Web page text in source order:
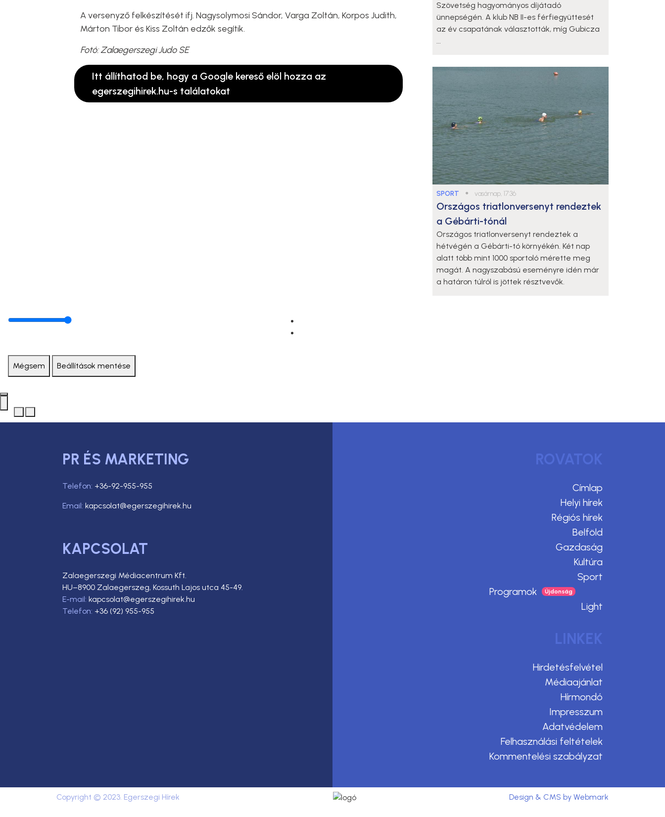
A versenyző felkészítését ifj. Nagysolymosi Sándor, Varga Zoltán, Korpos Judith,
Márton Tibor és Kiss Zoltán edzők segítik.
Fotó: Zalaegerszegi Judo SE
Itt állíthatod be, hogy a Google kereső elöl hozza az
egerszegihirek.hu-s találatokat
Szövetség hagyományos díjátadó
ünnepségén. A klub NB II-es férfiegyüttesét
az év csapatának választották, míg Gubicza
...
SPORT ● vasárnap, 17:36
Országos triatlonversenyt rendeztek
a Gébárti-tónál
Országos triatlonversenyt rendeztek a
hétvégén a Gébárti-tó környékén. Két nap
alatt több mint 1000 sportoló mérette meg
magát. A nagyszabású eseményre idén már
a határon túlról is jöttek résztvevők.
Mégsem Beállítások mentése
PR ÉS MARKETING
Telefon: +36-92-955-955
Email: kapcsolat@egerszegihirek.hu
KAPCSOLAT
Zalaegerszegi Médiacentrum Kft.
HU–8900 Zalaegerszeg, Kossuth Lajos utca 45-49.
E-mail: kapcsolat@egerszegihirek.hu
Telefon: +36 (92) 955-955
ROVATOK
Címlap
Helyi hírek
Régiós hírek
Belföld
Gazdaság
Kultúra
Sport
Programok
Light
LINKEK
Hirdetésfelvétel
Médiaajánlat
Hírmondó
Impresszum
Adatvédelem
Felhasználási feltételek
Kommentelési szabályzat
Copyright © 2023. Egerszegi Hírek Design & CMS by Webmark